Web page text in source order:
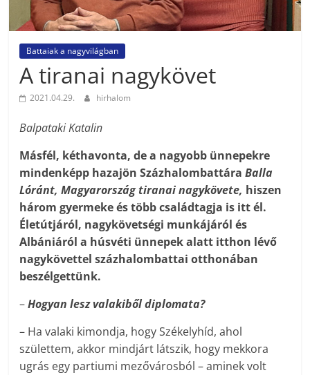
Battaiak a nagyvilágban
A tiranai nagykövet
2021.04.29. hirhalom
Balpataki Katalin
Másfél, kéthavonta, de a nagyobb ünnepekre
mindenképp hazajön SzázhalombattáraBalla
Lóránt, Magyarország tiranai nagykövete, hiszen
három gyermeke és több családtagja is itt él.
Életútjáról, nagykövetségi munkájáról és
Albániáról a húsvéti ünnepek alatt itthon lévő
nagykövettel százhalombattai otthonában
beszélgettünk.
–Hogyan lesz valakiből diplomata?
– Ha valaki kimondja, hogy Székelyhíd, ahol
születtem, akkor mindjárt látszik, hogy mekkora
ugrás egy partiumi mezővárosból – aminek volt